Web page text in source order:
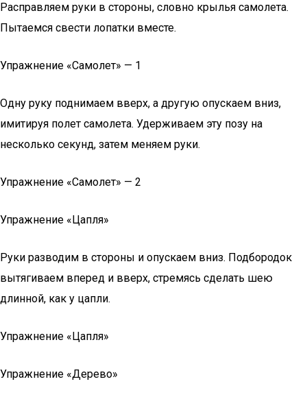
Расправляем руки в стороны, словно крылья самолета.
Пытаемся свести лопатки вместе.
Упражнение «Самолет» — 1
Одну руку поднимаем вверх, а другую опускаем вниз,
имитируя полет самолета. Удерживаем эту позу на
несколько секунд, затем меняем руки.
Упражнение «Самолет» — 2
Упражнение «Цапля»
Руки разводим в стороны и опускаем вниз. Подбородок
вытягиваем вперед и вверх, стремясь сделать шею
длинной, как у цапли.
Упражнение «Цапля»
Упражнение «Дерево»